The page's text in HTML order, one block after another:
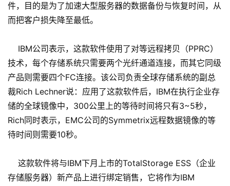
件，目的是为了加速大型服务器的数据备份与恢复时间，从
而把客户损失降至最低。
IBM公司表示，这款软件使用了对等远程拷贝（PPRC）
技术，每个存储系统只需要两个光纤通道连接，而其它同级
产品则需要四个FC连接。该公司负责全球存储系统的副总
裁Rich Lechner说：应用了这款软件后，IBM在执行企业存
储的全球镜像中，300公里上的等待时间将只有3~5秒，
Rich同时表示，EMC公司的Symmetrix远程数据镜像的等
待时间则需要10秒。
这款软件将与IBM下月上市的TotalStorage ESS（企业
存储服务器）新产品上进行绑定销售，它将作为IBM